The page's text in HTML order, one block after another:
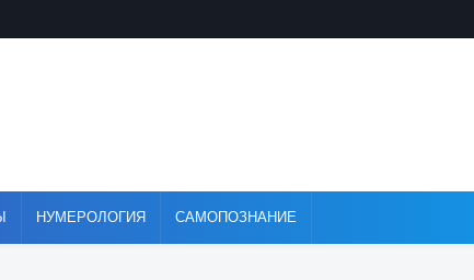
НУМЕРОЛОГИЯ САМОПОЗНАНИЕ